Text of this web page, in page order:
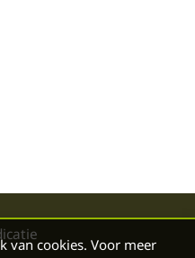
van cookies. Voor meer